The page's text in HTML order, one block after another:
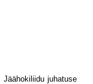
juhatuse